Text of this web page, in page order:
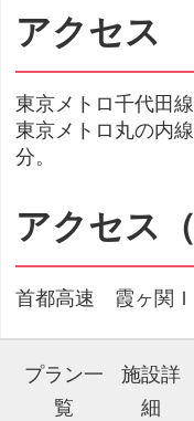
アクセス
東京メトロ千代田
東京メトロ丸の内
分。
アクセス（
首都高速 霞ヶ関Ｉ
プラン一
覧
施設詳
細